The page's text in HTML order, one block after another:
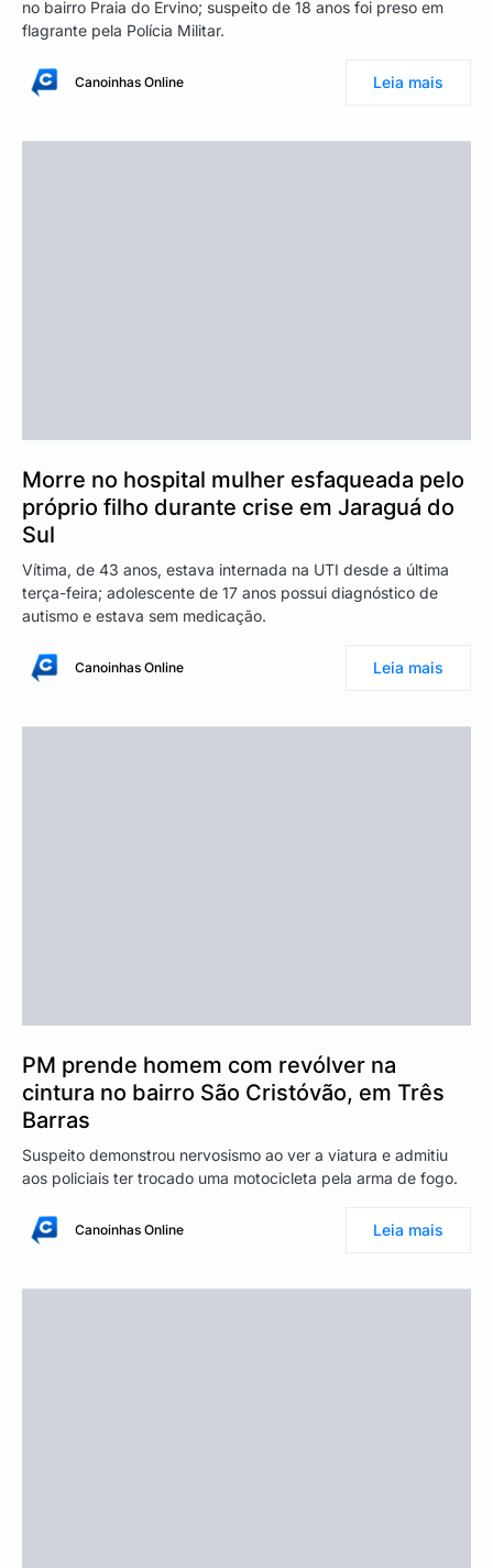
no bairro Praia do Ervino; suspeito de 18 anos foi preso em
flagrante pela Polícia Militar.
Canoinhas Online Leia mais
Morre no hospital mulher esfaqueada pelo
próprio filho durante crise em Jaraguá do
Sul
Vítima, de 43 anos, estava internada na UTI desde a última
terça-feira; adolescente de 17 anos possui diagnóstico de
autismo e estava sem medicação.
Canoinhas Online Leia mais
PM prende homem com revólver na
cintura no bairro São Cristóvão, em Três
Barras
Suspeito demonstrou nervosismo ao ver a viatura e admitiu
aos policiais ter trocado uma motocicleta pela arma de fogo.
Canoinhas Online Leia mais